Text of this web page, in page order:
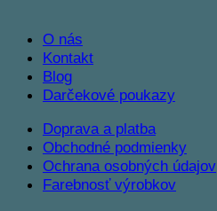
O nás
Kontakt
Blog
Darčekové poukazy
Doprava a platba
Obchodné podmienky
Ochrana osobných údajov
Farebnosť výrobkov